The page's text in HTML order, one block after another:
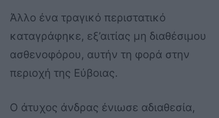
Άλλο ένα τραγικό περιστατικό
καταγράφηκε, εξ’αιτίας μη διαθέσιμου
ασθενοφόρου, αυτήν τη φορά στην
περιοχή της Εύβοιας.
Ο άτυχος άνδρας ένιωσε αδιαθεσία,